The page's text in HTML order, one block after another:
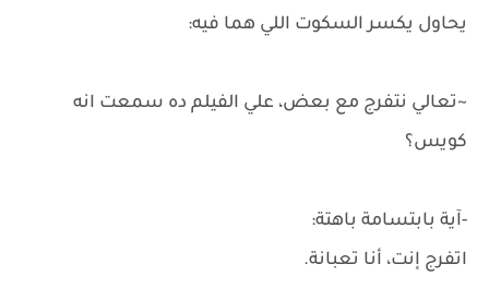
يحاول يكسر السكوت اللي هما فيه:
~تعالي نتفرج مع بعض، علي الفيلم ده سمعت انه
كويس؟
-آية بابتسامة باهتة:
اتفرج إنت، أنا تعبانة.